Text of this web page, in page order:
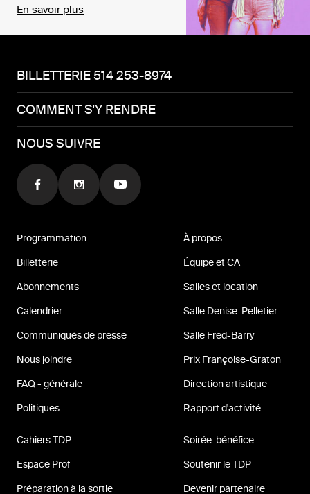
En savoir plus
BILLETTERIE 514 253-8974
COMMENT S'Y RENDRE
NOUS SUIVRE
Programmation
Billetterie
Abonnements
Calendrier
Communiqués de presse
Nous joindre
FAQ - générale
Politiques
À propos
Équipe et CA
Salles et location
Salle Denise-Pelletier
Salle Fred-Barry
Prix Françoise-Graton
Direction artistique
Rapport d'activité
Cahiers TDP
Espace Prof
Préparation à la sortie
Soirée-bénéfice
Soutenir le TDP
Devenir partenaire